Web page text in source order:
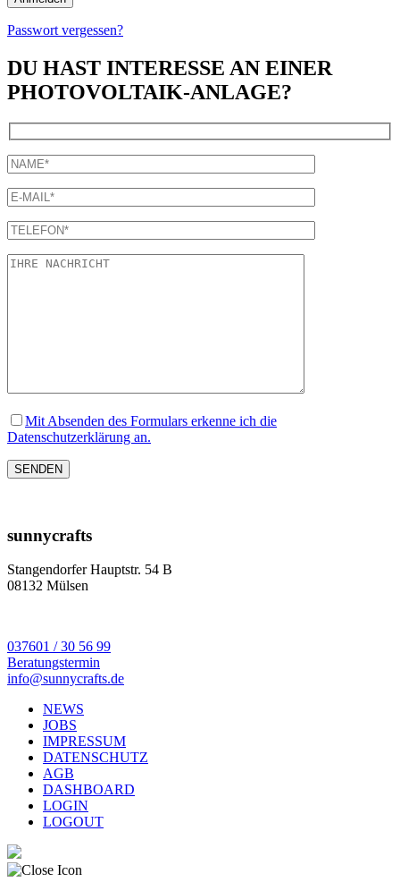
Passwort vergessen?
DU HAST INTERESSE AN EINER
PHOTOVOLTAIK-ANLAGE?
Mit Absenden des Formulars erkenne ich die
Datenschutzerklärung an.
sunnycrafts
Stangendorfer Hauptstr. 54 B
08132 Mülsen
037601 / 30 56 99
Beratungstermin
info@sunnycrafts.de
NEWS
JOBS
IMPRESSUM
DATENSCHUTZ
AGB
DASHBOARD
LOGIN
LOGOUT